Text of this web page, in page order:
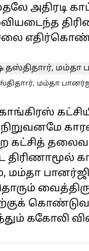
அதிரடி
மம்தா
திரிணாமூல்
மம்தா
ககோலி